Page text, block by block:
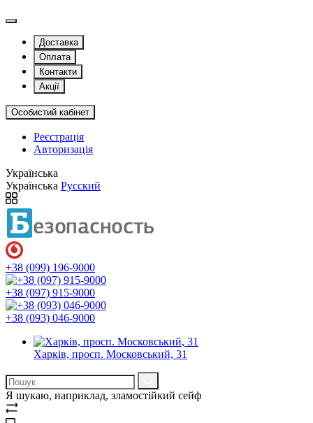
Доставка
Оплата
Контакти
Акції
Особистий кабінет
Реєстрація
Авторизація
Українська
Українська Русский
+38 (099) 196-9000
+38 (097) 915-9000
+38 (093) 046-9000
Харків, просп. Московський, 31
Я шукаю, наприклад, зламостійкий сейф